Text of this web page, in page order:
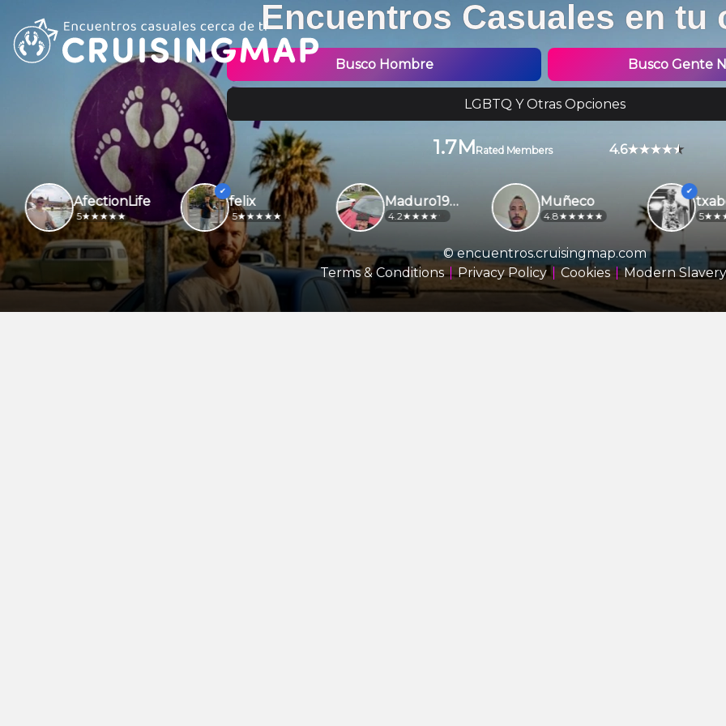
Encuentros Casuales en tu
Busco Hombre Busco Gente
LGBTQ Y Otras Opciones
1.7MRated Members 4.6
5
Muñeco
4.8
Maduro1970
4.2
felix
5
AfectionLife
5
© encuentros.cruisingmap.com
Terms & Conditions
Privacy Policy Cookies Modern